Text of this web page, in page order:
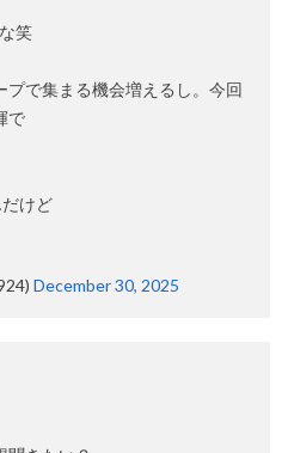
笑
プで集まる機会増えるし。今回
で
けど
December 30, 2025